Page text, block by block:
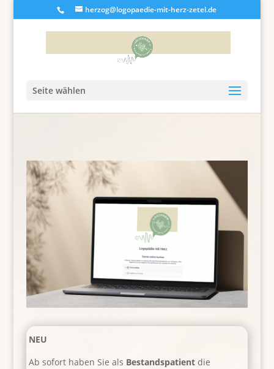
herzog@logopaedie-mit-herz-zetel.de
Seite wählen
NEU
Ab sofort haben Sie als Bestandspatientdie